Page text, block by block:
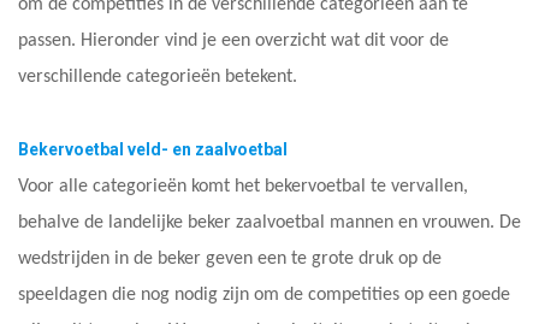
om de competities in de verschillende categorieën aan te
passen. Hieronder vind je een overzicht wat dit voor de
verschillende categorieën betekent.
Bekervoetbal veld- en zaalvoetbal
Voor alle categorieën komt het bekervoetbal te vervallen,
behalve de landelijke beker zaalvoetbal mannen en vrouwen. De
wedstrijden in de beker geven een te grote druk op de
speeldagen die nog nodig zijn om de competities op een goede